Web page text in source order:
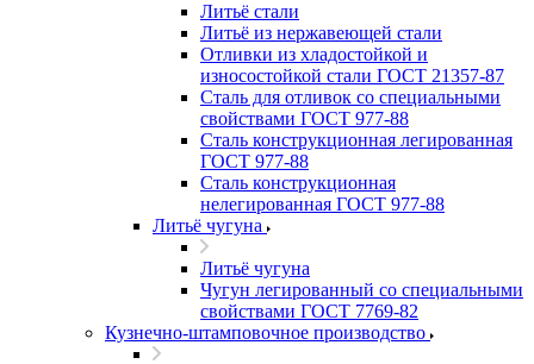
Литьё стали
Литьё из нержавеющей стали
Отливки из хладостойкой и
износостойкой стали ГОСТ 21357-87
Сталь для отливок со специальными
свойствами ГОСТ 977-88
Сталь конструкционная легированная
ГОСТ 977-88
Сталь конструкционная
нелегированная ГОСТ 977-88
Литьё чугуна
Литьё чугуна
Чугун легированный со специальными
свойствами ГОСТ 7769-82
Кузнечно-штамповочное производство